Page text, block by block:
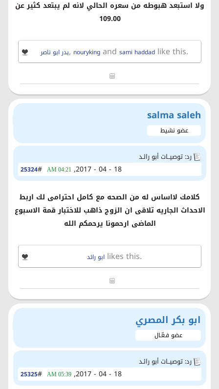
ولا استبعد هبوطه من سعره الحالي لانه لم يبتعد كثير عن
109.00
بدر ابو ناصر, nourykingand sami haddadlike this.
salma saleh
عضو نشيط
رد: توصيــات أبو رائـد
25324# 18 - 04 - 2017,
04:21 AM
كلامك لااساس له من الصحه مع كامل احترامى لك اربط
الاحداث الجاريه تلاقى ان الزوج ذاهب للاختبار قمة الاسبوع
الماضى ارحمونا يرحمكم الله
ابو رائدlikes this.
ابو بكر المصري
عضو فـعّـال
رد: توصيــات أبو رائـد
25325# 18 - 04 - 2017,
05:39 AM